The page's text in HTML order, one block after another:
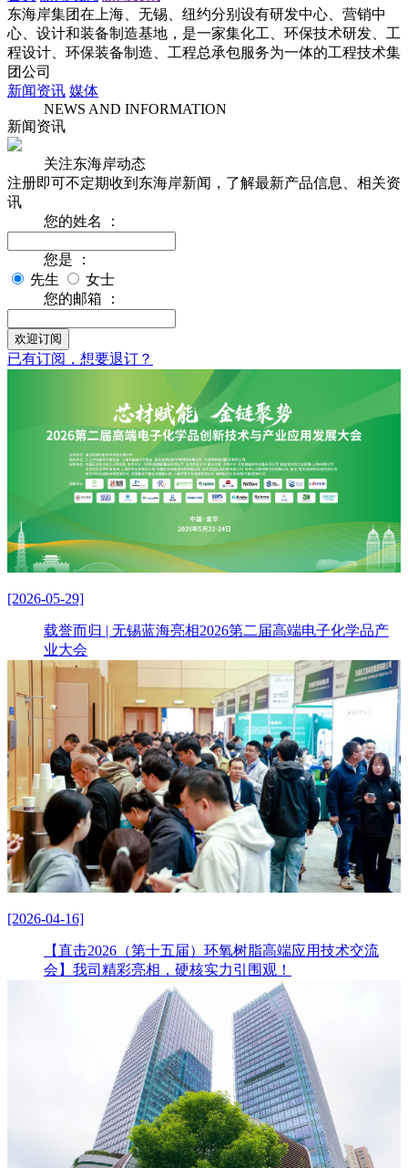
东海岸集团在上海、无锡、纽约分别设有研发中心、营销中
心、设计和装备制造基地，是一家集化工、环保技术研发、工
程设计、环保装备制造、工程总承包服务为一体的工程技术集
团公司
新闻资讯 媒体
NEWS AND INFORMATION
新闻资讯
关注东海岸动态
注册即可不定期收到东海岸新闻，了解最新产品信息、相关资
讯
您的姓名 ：
您是 ：
先生
女士
您的邮箱 ：
已有订阅，想要退订？
[2026-05-29]
载誉而归 | 无锡蓝海亮相2026第二届高端电子化学品产
业大会
[2026-04-16]
【直击2026（第十五届）环氧树脂高端应用技术交流
会】我司精彩亮相，硬核实力引围观！